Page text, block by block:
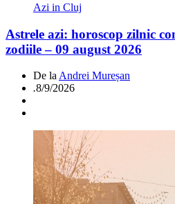
Azi in Cluj
Astrele azi: horoscop zilnic
zodiile – 09 august 2026
De la Andrei Mureșan
.8/9/2026